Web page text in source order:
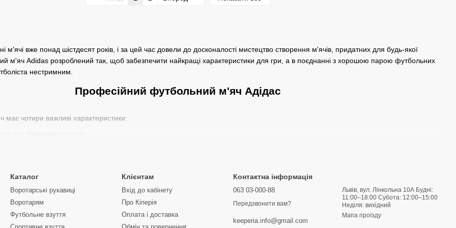
м'ячі вже понад шістдесят років, і за цей час довели до досконалості мистецтво створення м'ячів, придатних для будь-якої
м'яч Adidas розроблений так, щоб забезпечити найкращі характеристики для гри, а в поєднанні з хорошою парою футбольних
нестримним.
Професійний футбольний м'яч Адідас
чотири важливі характеристики:
добре м'яч тримається, з чого він зроблений і наскільки він важкий.
на кількість "панелей" на зовнішньому боці м'яча: за більшої їх кількості футбольний м'яч легше контролювати, а за меншої - він
Adidas є головним спонсором м'ячів і брендом деяких найбільших світових турнірів, таких як Ліга чемпіонів і Кубок світу. Це
одних з найбільш технологічно досконалих футбольних м'ячів у світі. Усі футбольні м'ячі пройшли значні комплексні
Каталог
Воротарські рукавиці
Воротарям
Футбольне взуття
Клієнтам
Вхід до кабінету
Про Кіперія
Оплата і доставка
Контактна інформація
063 03-000-88
Передзвонити вам?
keeperia.info@gmail.com
Львів, вул. Лінкольна 10А Будні:
11:00–18:00 Субота: 12:00–15:00
Неділя: вихідний
Мапа проїзду